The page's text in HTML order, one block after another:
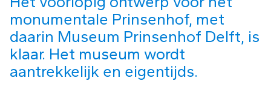
monumentale Prinsenhof, met
daarin Museum Prinsenhof Delft, is
klaar. Het museum wordt
aantrekkelijk en eigentijds.